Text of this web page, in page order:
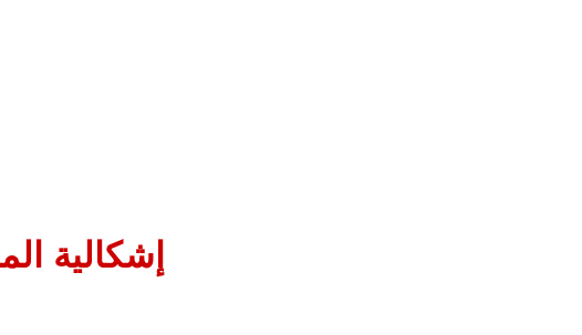
إشكالية